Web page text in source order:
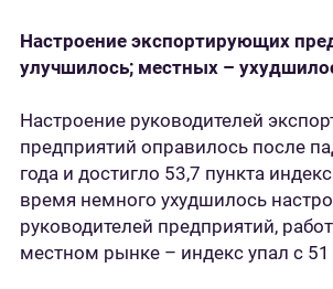
Настроение экспортирующих
улучшилось; местных –
Настроение руководителей
предприятий оправилось после
года и достигло 53,7 пункта
время немного ухудшилось
руководителей предприятий,
местном рынке – индекс упал с 51